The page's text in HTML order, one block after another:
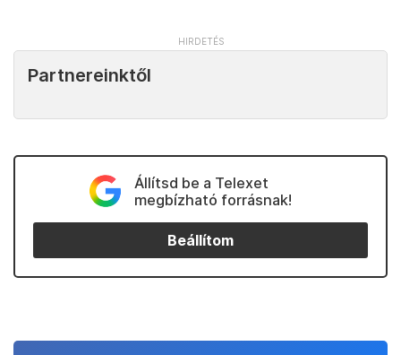
Partnereinktől
Állítsd be a Telexet
megbízható forrásnak!
Beállítom